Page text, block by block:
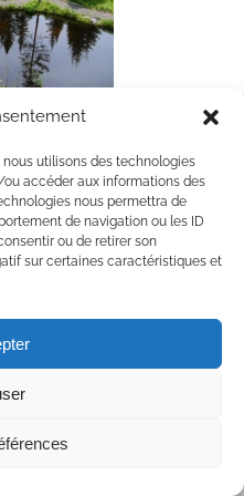
utilisons des technologies
accéder aux informations des
nous permettra de
de navigation ou les ID
ou de retirer son
sur certaines caractéristiques et
| Tous droits réservés | All rights
YouTube